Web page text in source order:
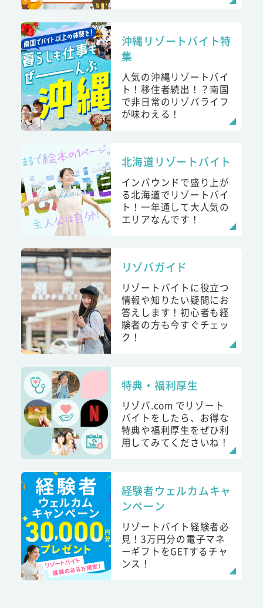
沖縄リゾートバイト特
集
人気の沖縄リゾートバイ
ト！移住者続出！？南国
で非日常のリゾバライフ
が味わえる！
北海道リゾートバイト
インバウンドで盛り上が
る北海道でリゾートバイ
ト！一年通して大人気の
エリアなんです！
リゾバガイド
リゾートバイトに役立つ
情報や知りたい疑問にお
答えします！初心者も経
験者の方も今すぐチェッ
ク！
特典・福利厚生
リゾバ.com でリゾート
バイトをしたら、お得な
特典や福利厚生をぜひ利
用してみてくださいね！
経験者ウェルカムキャ
ンペーン
リゾートバイト経験者必
見！3万円分の電子マネ
ーギフトをGETするチャ
ンス！